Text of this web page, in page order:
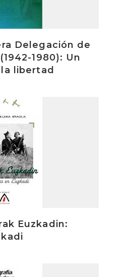
Delegación de
1980): Un
libertad
Euzkadin: